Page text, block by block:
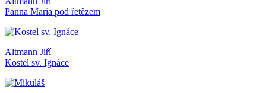
Panna Maria pod řetězem
Altmann Jiří
Kostel sv. Ignáce